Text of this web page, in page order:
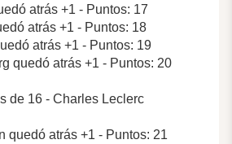
atrás +1 - Puntos: 17
atrás +1 - Puntos: 18
atrás +1 - Puntos: 19
quedó atrás +1 - Puntos: 20
de 16 - Charles Leclerc
quedó atrás +1 - Puntos: 21